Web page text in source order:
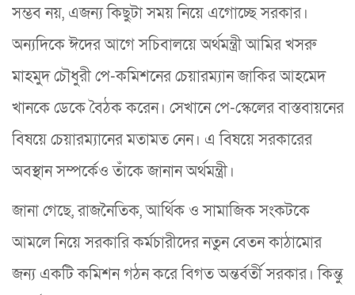
সম্ভব নয়, এজন্য কিছুটা সময় নিয়ে এগোচ্ছে সরকার।
অন্যদিকে ঈদের আগে সচিবালয়ে অর্থমন্ত্রী আমির খসরু
মাহমুদ চৌধুরী পে-কমিশনের চেয়ারম্যান জাকির আহমেদ
খানকে ডেকে বৈঠক করেন। সেখানে পে-স্কেলের বাস্তবায়নের
বিষয়ে চেয়ারম্যানের মতামত নেন। এ বিষয়ে সরকারের
অবস্থান সম্পর্কেও তাঁকে জানান অর্থমন্ত্রী।
জানা গেছে, রাজনৈতিক, আর্থিক ও সামাজিক সংকটকে
আমলে নিয়ে সরকারি কর্মচারীদের নতুন বেতন কাঠামোর
জন্য একটি কমিশন গঠন করে বিগত অন্তর্বর্তী সরকার। কিন্তু